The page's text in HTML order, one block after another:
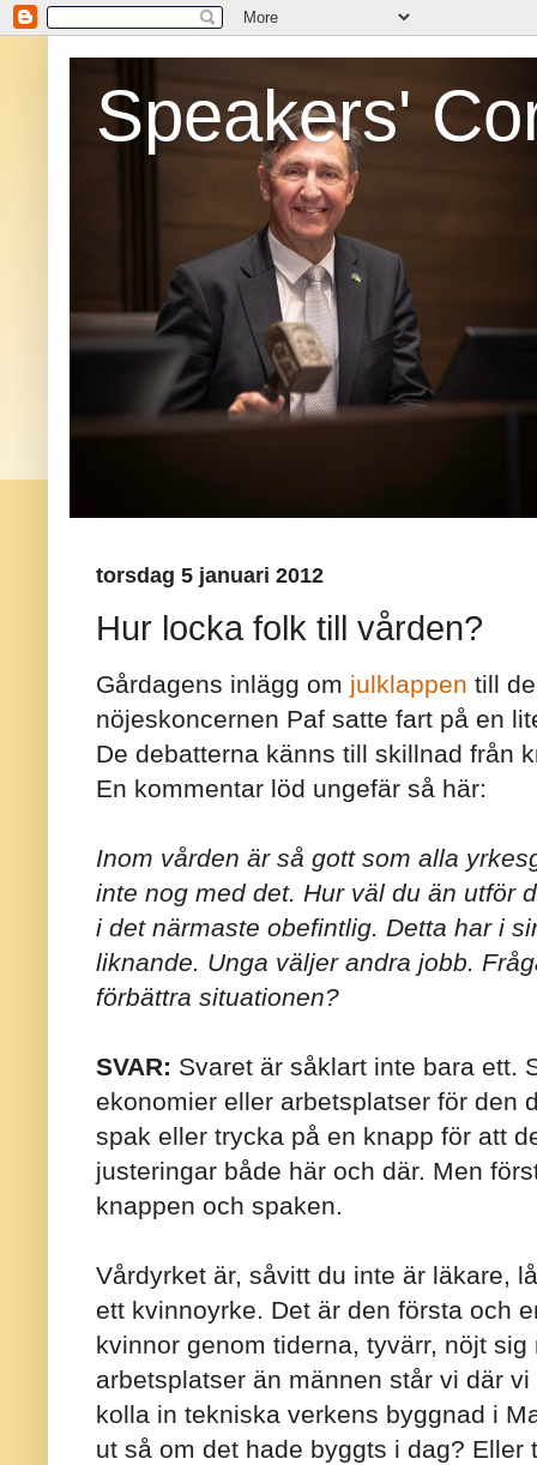
Speakers'
torsdag 5 januari 2012
Hur locka folk till vården?
Gårdagens inlägg om julklappen till
nöjeskoncernen Paf satte fart på en
De debatterna känns till skillnad från
En kommentar löd ungefär så här:
Inom vården är så gott som alla
inte nog med det. Hur väl du än utför
i det närmaste obefintlig. Detta har i
liknande. Unga väljer andra jobb.
förbättra situationen?
SVAR: Svaret är såklart inte bara ett.
ekonomier eller arbetsplatser för den
spak eller trycka på en knapp för att
justeringar både här och där. Men
knappen och spaken.
Vårdyrket är, såvitt du inte är läkare,
ett kvinnoyrke. Det är den första och
kvinnor genom tiderna, tyvärr, nöjt
arbetsplatser än männen står vi där
kolla in tekniska verkens byggnad i
ut så om det hade byggts i dag?